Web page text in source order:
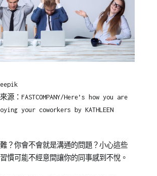
源：FASTCOMPANY/Here’s how you are
your coworkers by KATHLEEN
？你會不會就是溝通的問題？小心這些
慣可能不經意間讓你的同事感到不悅。